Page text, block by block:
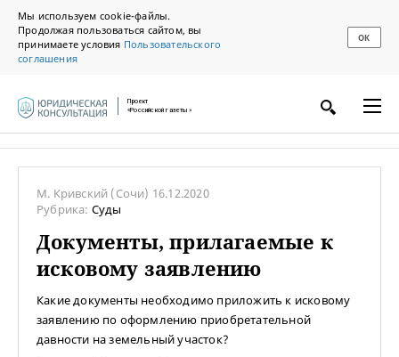
Мы используем cookie-файлы.
Продолжая пользоваться сайтом, вы
принимаете условия Пользовательского
соглашения
ОК
Проект
«Российской газеты»
М. Кривский (Сочи) 16.12.2020
Рубрика: Суды
Документы, прилагаемые к
исковому заявлению
Какие документы необходимо приложить к исковому
заявлению по оформлению приобретательной
давности на земельный участок?